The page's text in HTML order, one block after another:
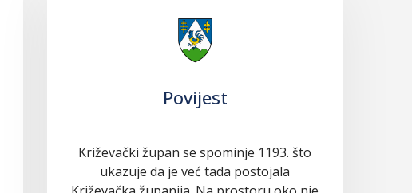
Povijest
Križevački župan se spominje 1193. što
ukazuje da je već tada postojala